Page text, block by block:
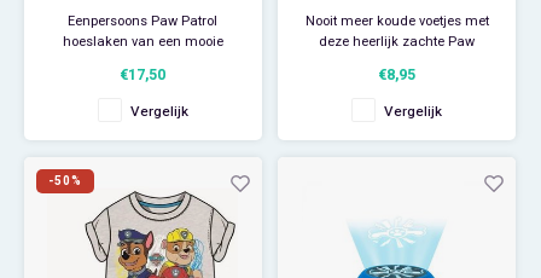
Eenpersoons Paw Patrol
hoeslaken van een mooie
Marshall en Rubble. Dankzij de
elastische banden past het
laken strak om het matras.
Materiaal: 100% katoen.
Afmetingen: 90 x 200 x 25 cm.
€17,50
Vergelijk
31/34
Nooit meer koude voetjes met
deze heerlijk zachte Paw
De pantoffels hebben een
afbeelding van Chase,
Rubble en Marshall en zijn op
de zool voorzien van anti-slip.
€8,95
Vergelijk
-50%